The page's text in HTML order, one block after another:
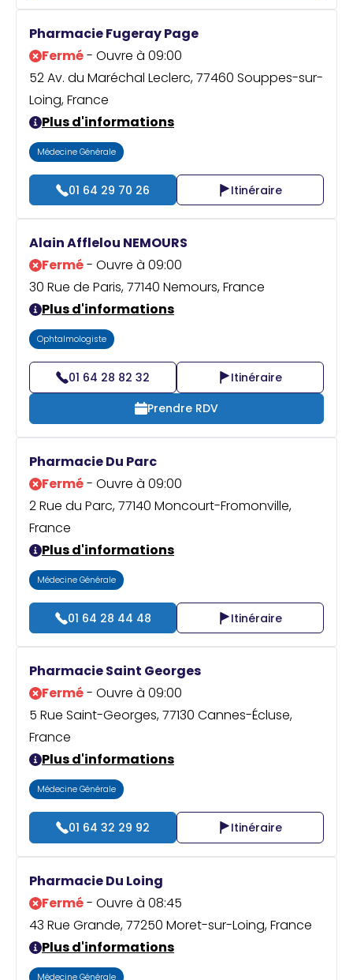
Pharmacie Fugeray Page
Fermé- Ouvre à 09:00
52 Av. du Maréchal Leclerc, 77460 Souppes-sur-
Loing, France
Plus d'informations
Médecine Générale
01 64 29 70 26 Itinéraire
Alain Afflelou NEMOURS
Fermé- Ouvre à 09:00
30 Rue de Paris, 77140 Nemours, France
Plus d'informations
Ophtalmologiste
01 64 28 82 32
Itinéraire
Prendre RDV
Pharmacie Du Parc
Fermé- Ouvre à 09:00
2 Rue du Parc, 77140 Moncourt-Fromonville,
France
Plus d'informations
Médecine Générale
01 64 28 44 48 Itinéraire
Pharmacie Saint Georges
Fermé- Ouvre à 09:00
5 Rue Saint-Georges, 77130 Cannes-Écluse,
France
Plus d'informations
Médecine Générale
01 64 32 29 92 Itinéraire
Pharmacie Du Loing
Fermé- Ouvre à 08:45
43 Rue Grande, 77250 Moret-sur-Loing, France
Plus d'informations
Médecine Générale